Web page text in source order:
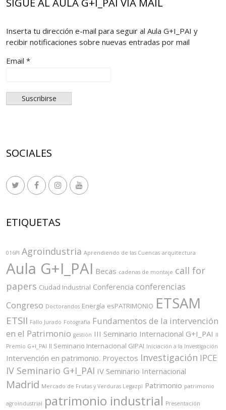
Inserta tu dirección e-mail para seguir al Aula G+I_PAI y
recibir notificaciones sobre nuevas entradas por mail
Email *
SOCIALES
ETIQUETAS
016PI Agroindustria Aprendiendo de las Cuencas arquitectura
Aula G+I_PAI Becas cadenas de montaje call for
papers Ciudad Industrial Conferencia conferencias
Congreso Doctorandos Energía esPATRIMONIO ETSAM
ETSII Fallo Jurado Fotografía Fundamentos de la intervención
en el Patrimonio gestión III Seminario Internacional G+I_PAI II
Premio G+I_PAI II Seminario Internacional GIPAI Iniciación a la Investigación
Intervención en patrimonio. Proyectos Investigación IPCE
IV Seminario G+I_PAI IV Seminario Internacional
Madrid Mercado de Frutas y Verduras Legazpi Patrimonio patrimonio
agroindustrial patrimonio industrial Presentación